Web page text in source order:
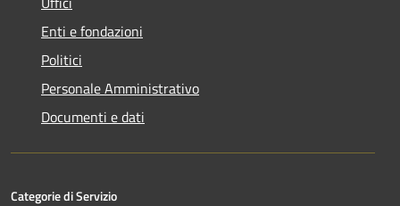
Enti e fondazioni
Politici
Personale Amministrativo
Documenti e dati
Categorie di Servizio